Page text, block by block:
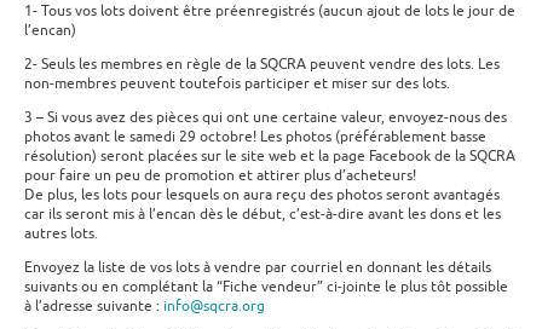
1- Tous vos lots doivent être préenregistrés (aucun ajout de lots le jour de
l’encan)
2- Seuls les membres en règle de la SQCRA peuvent vendre des lots. Les
non-membres peuvent toutefois participer et miser sur des lots.
3 – Si vous avez des pièces qui ont une certaine valeur, envoyez-nous des
photos avant le samedi 29 octobre! Les photos (préférablement basse
résolution) seront placées sur le site web et la page Facebook de la SQCRA
pour faire un peu de promotion et attirer plus d’acheteurs!
De plus, les lots pour lesquels on aura reçu des photos seront avantagés
car ils seront mis à l’encan dès le début, c’est-à-dire avant les dons et les
autres lots.
Envoyez la liste de vos lots à vendre par courriel en donnant les détails
suivants ou en complétant la “Fiche vendeur” ci-jointe le plus tôt possible
à l’adresse suivante : info@sqcra.org